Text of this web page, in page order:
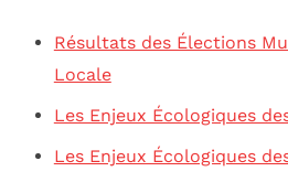
Résultats des Élections
Locale
Les Enjeux Écologiques
Les Enjeux Écologiques